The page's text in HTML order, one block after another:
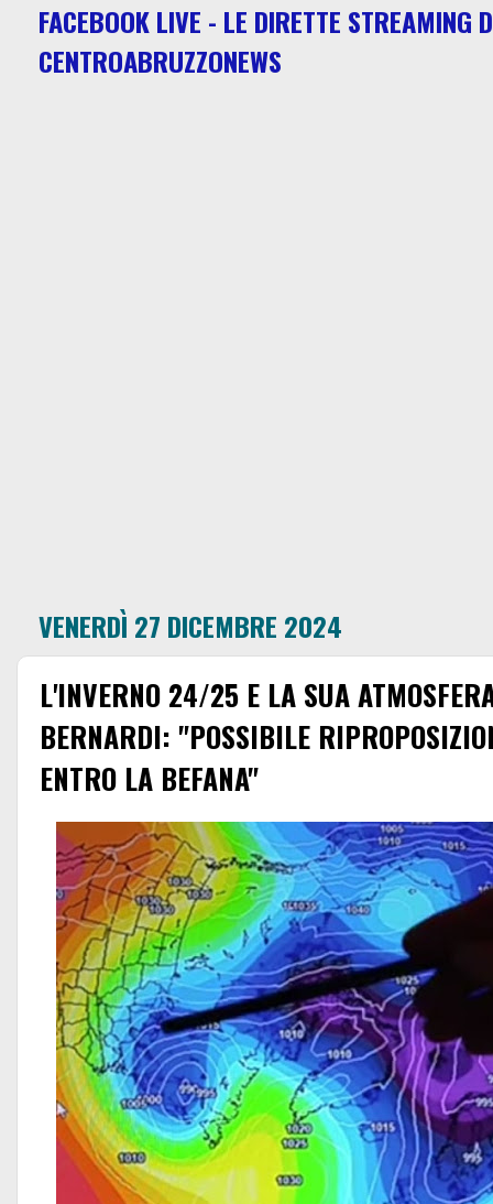
FACEBOOK LIVE - LE DIRETTE STREAMING
CENTROABRUZZONEWS
VENERDÌ 27 DICEMBRE 2024
L'INVERNO 24/25 E LA SUA
BERNARDI: "POSSIBILE
ENTRO LA BEFANA"